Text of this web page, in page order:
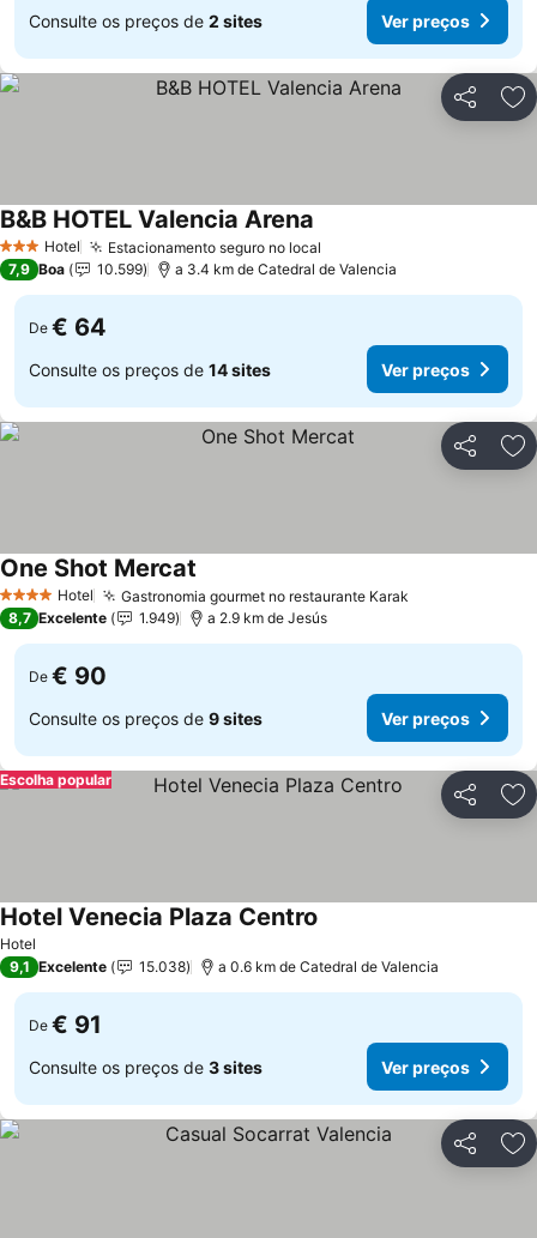
Consulte os preços de 2 sites Ver preços
Partilhar
3 EstrelasHotel Estacionamento seguro no local
B&B HOTEL Valencia Arena
7,9 Boa 10.599 a 3.4 km de Catedral de Valencia
De € 64
Consulte os preços de 14 sites Ver preços
Partilhar
4 EstrelasHotel Gastronomia gourmet no restaurante Karak
One Shot Mercat
8,7 Excelente 1.949 a 2.9 km de Jesús
De € 90
Consulte os preços de 9 sites Ver preços
Partilhar
Escolha popular
Hotel
Hotel Venecia Plaza Centro
9,1 Excelente 15.038 a 0.6 km de Catedral de Valencia
De € 91
Consulte os preços de 3 sites Ver preços
Partilhar